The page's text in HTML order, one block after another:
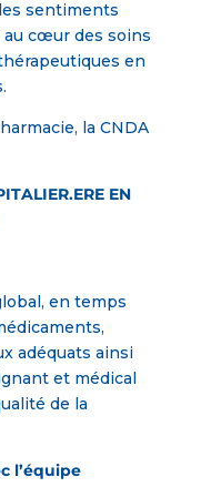
sentiments
cœur des soins
en
la CNDA
EN
en temps
adéquats ainsi
et médical
de la
l’équipe